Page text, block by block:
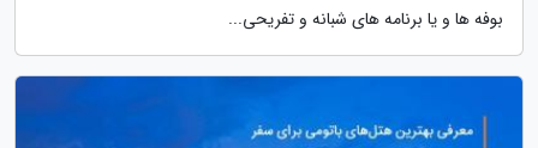
بوفه ها و یا برنامه های شبانه و تفریحی...